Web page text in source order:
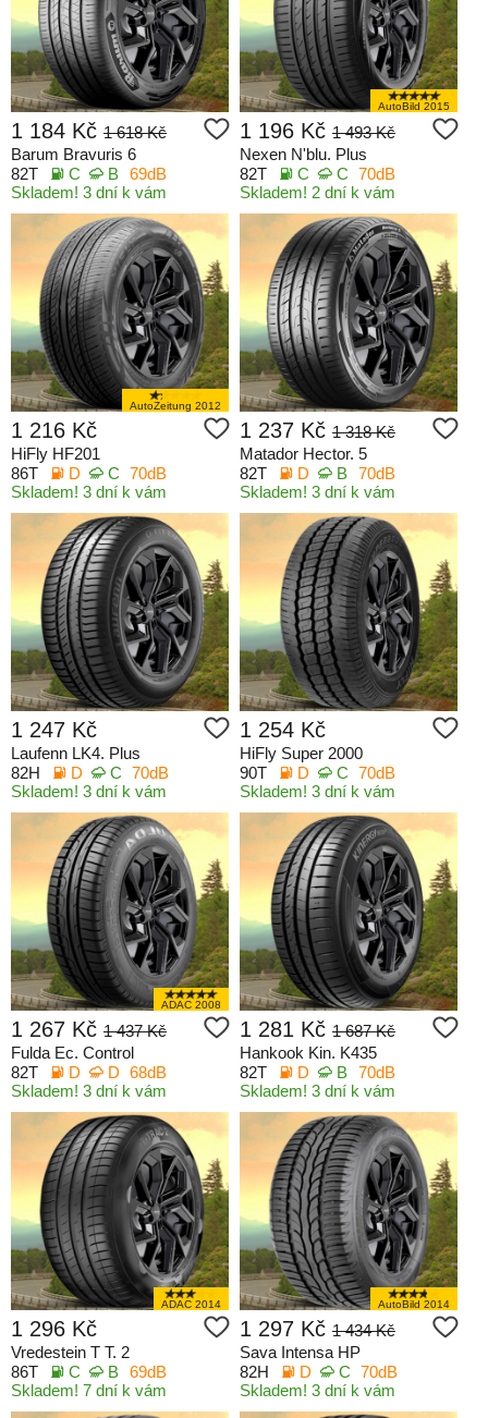
1 184 Kč 1 618 Kč
Barum Bravuris 6
82T
C B 69dB
Skladem! 3 dní k vám
AutoBild 2015
1 196 Kč 1 493 Kč
Nexen N'blu. Plus
82T
C C 70dB
Skladem! 2 dní k vám
AutoZeitung 2012
1 216 Kč
HiFly HF201
86T
D C 70dB
Skladem! 3 dní k vám
1 237 Kč 1 318 Kč
Matador Hector. 5
82T
D B 70dB
Skladem! 3 dní k vám
1 247 Kč
Laufenn LK4. Plus
82H
D C 70dB
Skladem! 3 dní k vám
1 254 Kč
HiFly Super 2000
90T
D C 70dB
Skladem! 3 dní k vám
ADAC 2008
1 267 Kč 1 437 Kč
Fulda Ec. Control
82T
D D 68dB
Skladem! 3 dní k vám
1 281 Kč 1 687 Kč
Hankook Kin. K435
82T
D B 70dB
Skladem! 3 dní k vám
ADAC 2014
1 296 Kč
Vredestein T T. 2
86T
C B 69dB
Skladem! 7 dní k vám
AutoBild 2014
1 297 Kč 1 434 Kč
Sava Intensa HP
82H
D C 70dB
Skladem! 3 dní k vám